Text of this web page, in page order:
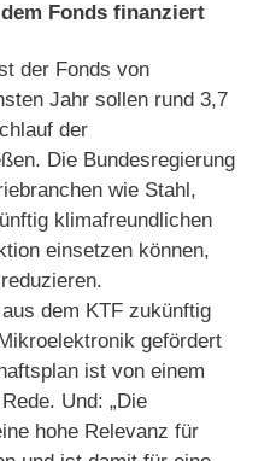
Fonds finanziert
der Fonds von
Jahr sollen rund 3,7
der
Die Bundesregierung
wie Stahl,
klimafreundlichen
einsetzen können,
dem KTF zukünftig
gefördert
ist von einem
Und: „Die
hohe Relevanz für